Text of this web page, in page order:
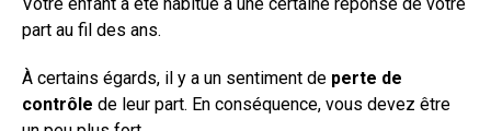
part au fil des ans.
À certains égards, il y a un sentiment de perte de
contrôle de leur part. En conséquence, vous devez être